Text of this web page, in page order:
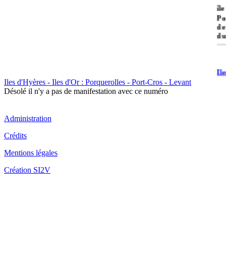
île
Iles d'Hyères - Iles d'Or : Porquerolles - Port-Cros - Levant
Désolé il n'y a pas de manifestation avec ce numéro
Administration
Crédits
Mentions légales
Création SI2V